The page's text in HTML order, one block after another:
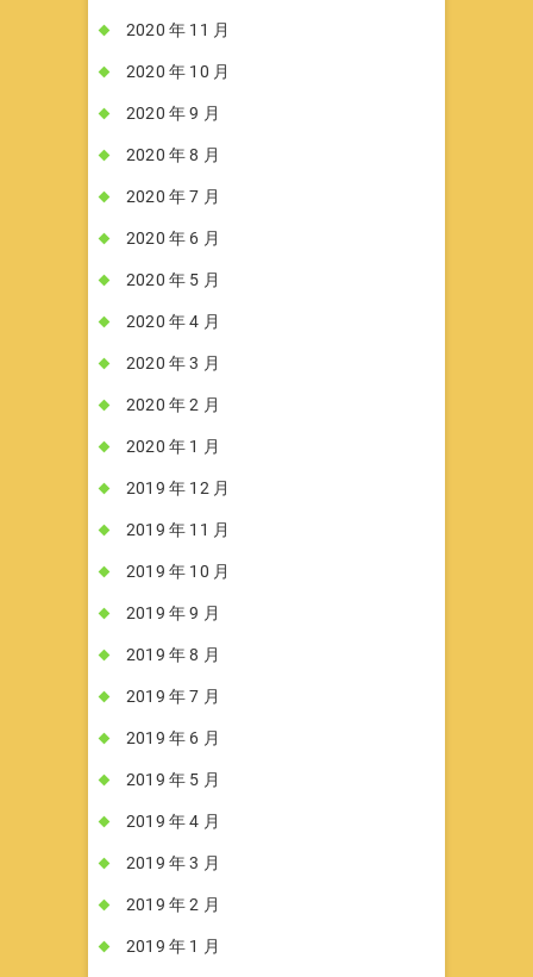
2020 年 11 月
2020 年 10 月
2020 年 9 月
2020 年 8 月
2020 年 7 月
2020 年 6 月
2020 年 5 月
2020 年 4 月
2020 年 3 月
2020 年 2 月
2020 年 1 月
2019 年 12 月
2019 年 11 月
2019 年 10 月
2019 年 9 月
2019 年 8 月
2019 年 7 月
2019 年 6 月
2019 年 5 月
2019 年 4 月
2019 年 3 月
2019 年 2 月
2019 年 1 月